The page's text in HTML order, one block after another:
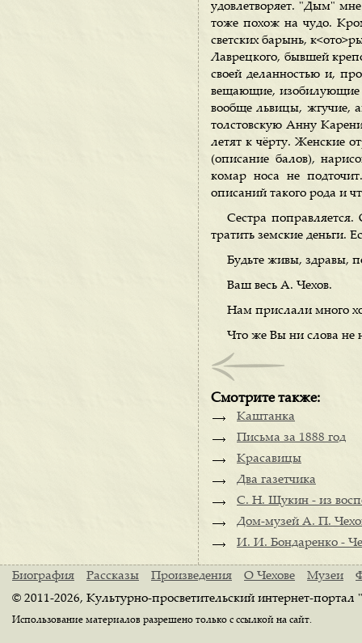
удовлетворяет. "Дым"
тоже похож на чудо.
светских барынь,
Лаврецкого, бывшей
своей деланностью и,
вещающие, изобилующие
вообще львицы, жгучие,
толстовскую Анну
летят к чёрту. Женские
(описание балов),
комар носа не
описаний такого рода и
Сестра
тратить земские деньги.
Будьте живы, здравы,
Ваш весь А. Чехов.
Нам прислали много
Что же Вы ни слова не
Смотрите также:
Каштанка
Письма за 1888 год
Красавицы
Два газетчика
С. Н. Щукин - из
Дом-музей А. П.
И. И. Бондаренко -
Биография Рассказы Произведения О Чехове Музеи
© 2011-2026, Культурно-просветительский интернет-
Использование материалов разрешено только с ссылкой на сайт.